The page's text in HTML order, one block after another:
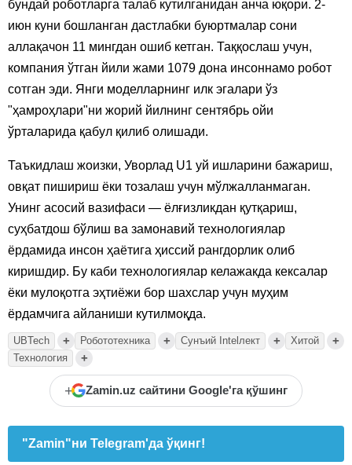
бундай роботларга талаб кутилганидан анча юқори. 2-
июн куни бошланган дастлабки буюртмалар сони
аллақачон 11 мингдан ошиб кетган. Таққослаш учун,
компания ўтган йили жами 1079 дона инсоннамо робот
сотган эди. Янги моделларнинг илк эгалари ўз
"ҳамроҳлари"ни жорий йилнинг сентябрь ойи
ўрталарида қабул қилиб олишади.
Таъкидлаш жоизки, Уворлад U1 уй ишларини бажариш,
овқат пишириш ёки тозалаш учун мўлжалланмаган.
Унинг асосий вазифаси — ёлғизликдан қутқариш,
суҳбатдош бўлиш ва замонавий технологиялар
ёрдамида инсон ҳаётига ҳиссий рангдорлик олиб
киришдир. Бу каби технологиялар келажакда кексалар
ёки мулоқотга эҳтиёжи бор шахслар учун муҳим
ёрдамчига айланиши кутилмоқда.
UBTech + Робототехника + Сунъий Intelлект + Хитой +
Технология +
+ Zamin.uz сайтини Google'га қўшинг
"Zamin"ни Telegram'да ўқинг!